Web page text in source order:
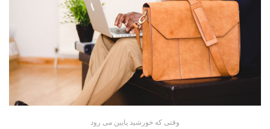
وقتی که خورشید پایین می رود